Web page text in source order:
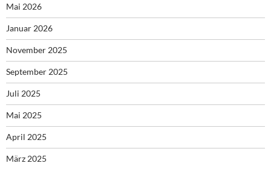
Mai 2026
Januar 2026
November 2025
September 2025
Juli 2025
Mai 2025
April 2025
März 2025